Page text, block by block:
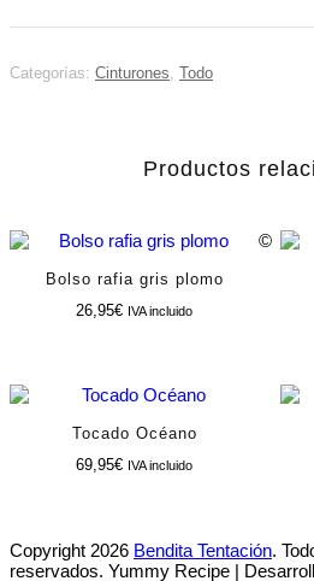
Categorías: Cinturones Todo
Productos
Bolso rafia gris plomo
26,95€ IVA incluido
Tocado Océano
69,95€ IVA incluido
©
Copyright 2026 Bendita Tentación.
reservados. Yummy Recipe |